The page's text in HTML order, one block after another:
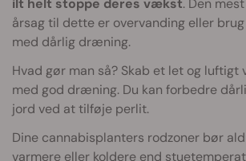
ilt helt stoppe deres vækst. Den
årsag til dette er overvanding eller
med dårlig dræning.
Hvad gør man så? Skab et let og
med god dræning. Du kan forbedre
jord ved at tilføje perlit.
Dine cannabisplanters rodzoner bør
varmere eller koldere end